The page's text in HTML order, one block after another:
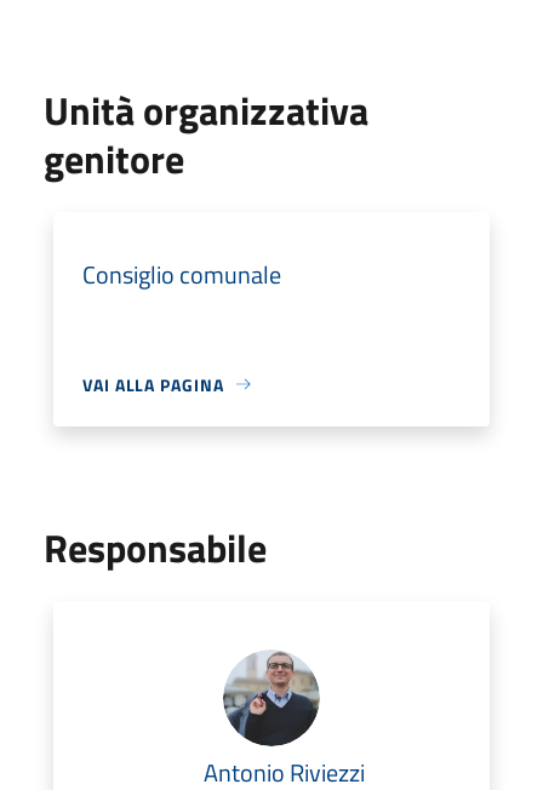
Unità organizzativa
genitore
Consiglio comunale
VAI ALLA PAGINA
Responsabile
Antonio Riviezzi